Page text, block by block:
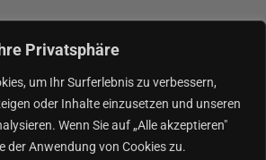
Privatsphäre
um Ihr Surferlebnis zu verbessern,
oder Inhalte einzusetzen und unseren
Wenn Sie auf „Alle akzeptieren"
der Anwendung von Cookies zu.